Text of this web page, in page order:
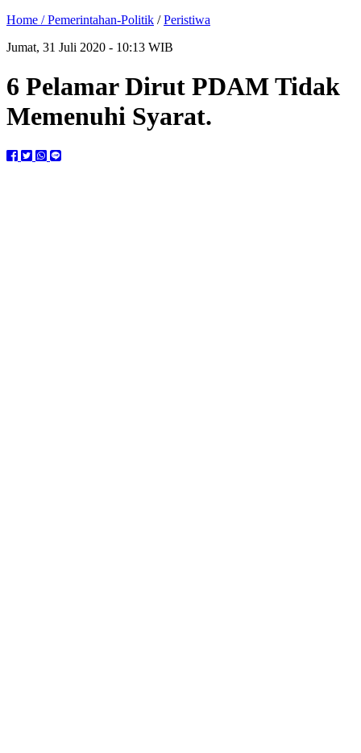
Home /Pemerintahan-Politik /Peristiwa
Jumat, 31 Juli 2020 - 10:13 WIB
6 Pelamar Dirut PDAM Tidak
Memenuhi Syarat.